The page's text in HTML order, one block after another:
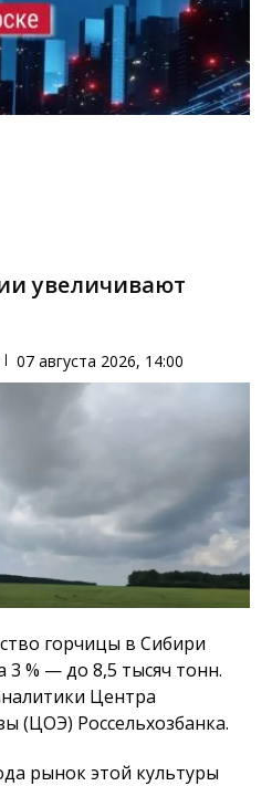
увеличивают
07 августа 2026, 14:00
горчицы в Сибири
3 % — до 8,5 тысяч тонн.
Центра
(ЦОЭ) Россельхозбанка.
рынок этой культуры